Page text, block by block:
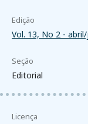
Edição
Vol. 13, No 2 -
Seção
Editorial
Licença